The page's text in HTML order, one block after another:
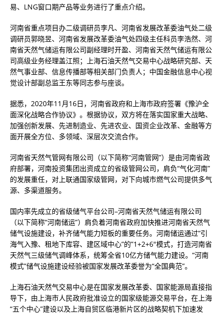
易、LNG窗口期产品等业务进行了重点介绍。
河南省重点项目办二级调研员李凡、河南省发展改革委油气处二级
调研员郭晓昱、河南省发展改革委油气处四级主任科员李浩然、河
南省天然气储运有限公司副经理时开盈、河南省天然气储运有限公
司高级业务经理盖江照；上海石油天然气交易中心战略研究部、天
然气事业部、信息传播部等相关部门负责人；中国金融信息中心视
觉设计部副总监王东等同志参与座谈。
据悉，2020年11月16日，河南省政府和上海市政府签署《豫沪全
面深化战略合作协议》。根据协议，双方将在落实国家重大战略、
加强创新发展、先进制造业、先进农业、国资企业改革、金融等方
面开展全方位、多领域、深层次交流合作。
河南省天然气管网有限公司（以下简称“河南管网”）是由河南省政
府部署，河南投资集团出资成立的省级管网公司，肩负“气化河南”
的发展重任，对上联通国家级管网，对下向城市燃气公司提供多气
源、多渠道服务。
国内率先成立的省级储气平台公司–河南省天然气储运有限公司
（以下简称“河南储运”）肩负着河南省政府加快推进河南省天然气
储气设施建设，补齐储气能力短板的重要任务。河南储运通过“引
海气入豫、租地下库容、建区域中心”的”1+2+6″模式，打造河南省
天然气三级储气调峰体系，统筹全省10亿方储气能力建设。“河南
模式”储气设施建设经验被国家发展改革委誉为“全国典范”。
上海石油天然气交易中心是在国家发展改革委、国家能源局直接指
导下，由上海市人民政府批准设立的国家级能源交易平台，在上海
“五个中心”建设以及上海自贸区临港新片区的战略契机下加速发